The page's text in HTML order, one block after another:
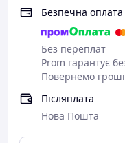
Безпечна
Без переплат
Prom гарантує
Повернемо гроші
Післяплата
Нова Пошта